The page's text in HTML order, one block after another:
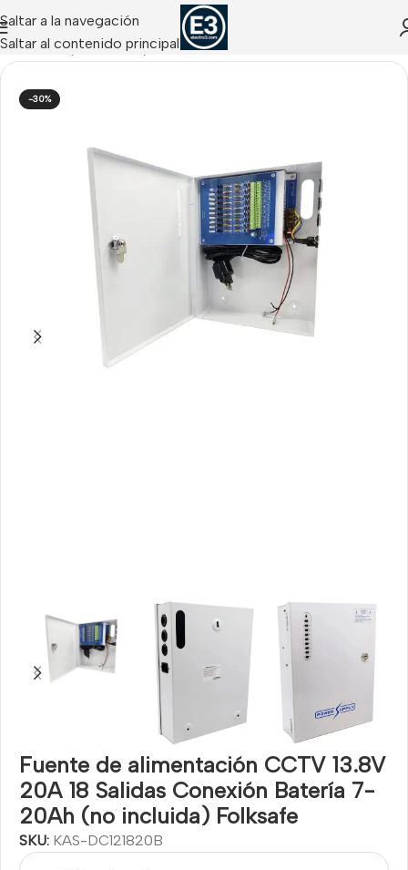
Saltar a la navegación
Saltar al contenido principal
Accesos / Presencia/Alimentación Control de Accesos
-30%
Fuente de alimentación CCTV 13.8V
20A 18 Salidas Conexión Batería 7-
20Ah (no incluida) Folksafe
SKU: KAS-DC121820B